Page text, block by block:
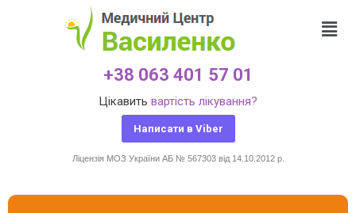
+38 063 401 57 01
Цікавить вартість лікування?
Написати в Viber
Ліцензія МОЗ України АБ № 567303 від 14.10.2012 р.